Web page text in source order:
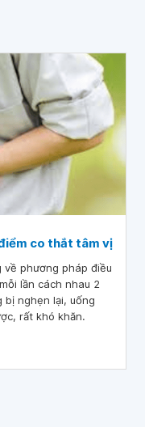
co thắt tâm vị
về phương pháp điều
lần cách nhau 2
bị nghẹn lại, uống
rất khó khăn.